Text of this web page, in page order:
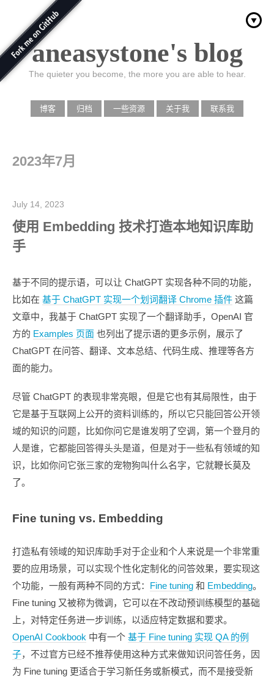
aneasystone's blog
The quieter you become, the more you are able to hear.
博客 归档 一些资源 关于我 联系我
2023年7月
July 14, 2023
使用 Embedding 技术打造本地知识库助
手
基于不同的提示语，可以让 ChatGPT 实现各种不同的功能，
比如在 基于 ChatGPT 实现一个划词翻译 Chrome 插件 这篇
文章中，我基于 ChatGPT 实现了一个翻译助手，OpenAI 官
方的 Examples 页面 也列出了提示语的更多示例，展示了
ChatGPT 在问答、翻译、文本总结、代码生成、推理等各方
面的能力。
尽管 ChatGPT 的表现非常亮眼，但是它也有其局限性，由于
它是基于互联网上公开的资料训练的，所以它只能回答公开领
域的知识的问题，比如你问它是谁发明了空调，第一个登月的
人是谁，它都能回答得头头是道，但是对于一些私有领域的知
识，比如你问它张三家的宠物狗叫什么名字，它就鞭长莫及
了。
Fine tuning vs. Embedding
打造私有领域的知识库助手对于企业和个人来说是一个非常重
要的应用场景，可以实现个性化定制化的问答效果，要实现这
个功能，一般有两种不同的方式： Fine tuning 和 Embedding。
Fine tuning 又被称为微调，它可以在不改动预训练模型的基础
上，对特定任务进一步训练，以适应特定数据和要求。
OpenAI Cookbook 中有一个 基于 Fine tuning 实现 QA 的例
子，不过官方已经不推荐使用这种方式来做知识问答任务，因
为 Fine tuning 更适合于学习新任务或新模式，而不是接受新